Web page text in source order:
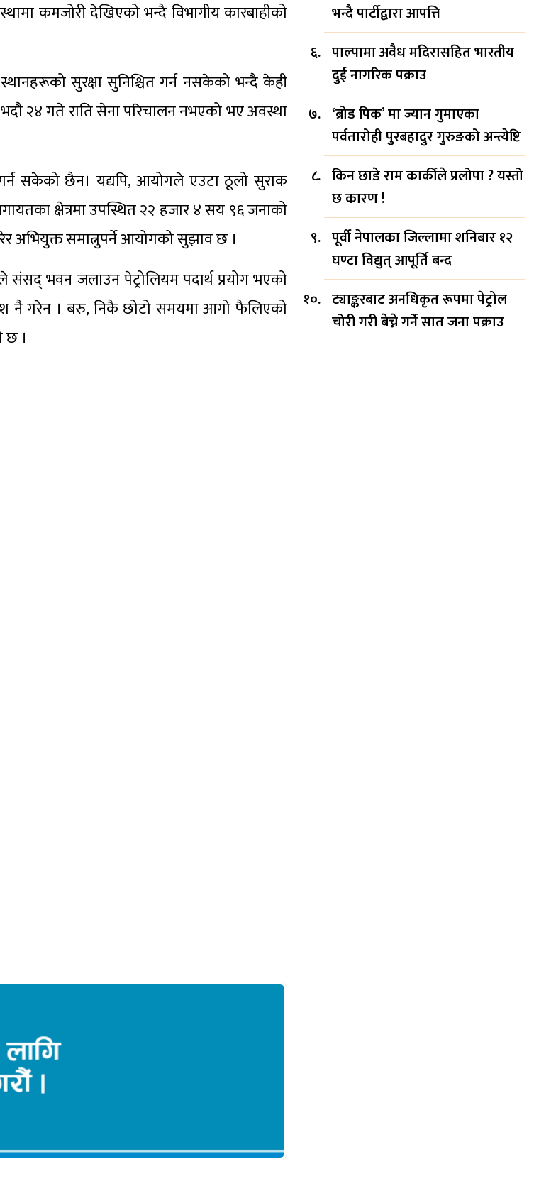
कमजोरी देखिएको भन्दै विभागीय कारबाहीको
सुरक्षा सुनिश्चित गर्न नसकेको भन्दै केही
२४ गते राति सेना परिचालन नभएको भए अवस्था
सकेको छैन। यद्यपि, आयोगले एउटा ठूलो सुराक
क्षेत्रमा उपस्थित २२ हजार ४ सय ९६ जनाको
अभियुक्त समात्नुपर्ने आयोगको सुझाव छ ।
भवन जलाउन पेट्रोलियम पदार्थ प्रयोग भएको
नै गरेन । बरु, निकै छोटो समयमा आगो फैलिएको
छ ।
भन्दै पार्टीद्वारा आपत्ति
पाल्पामा अवैध मदिरासहित भारतीय
दुई नागरिक पक्राउ
‘ब्रोड पिक’ मा ज्यान गुमाएका
पर्वतारोही पुरबहादुर गुरुङको अन्त्येष्टि
किन छाडे राम कार्कीले प्रलोपा ? यस्तो
छ कारण !
पूर्वी नेपालका जिल्लामा शनिबार १२
घण्टा विद्युत् आपूर्ति बन्द
ट्याङ्करबाट अनधिकृत रूपमा पेट्रोल
चोरी गरी बेच्ने गर्ने सात जना पक्राउ